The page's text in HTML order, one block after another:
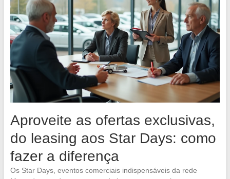
Aproveite as ofertas exclusivas,
do leasing aos Star Days: como
fazer a diferença
Os Star Days, eventos comerciais indispensáveis da rede